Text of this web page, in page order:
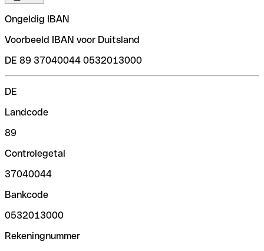
Ongeldig IBAN
Voorbeeld IBAN voor Duitsland
DE 89 37040044 0532013000
DE
Landcode
89
Controlegetal
37040044
Bankcode
0532013000
Rekeningnummer